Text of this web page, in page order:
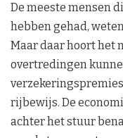
De meeste mensen
hebben gehad,
Maar daar hoort het
overtredingen
rijbewijs. De
achter het stuur